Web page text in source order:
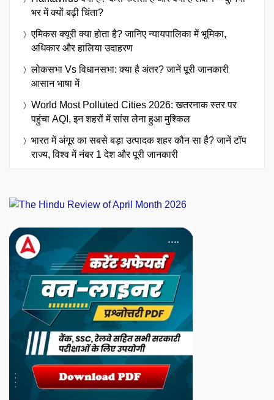
भर में क्यों बढ़ी चिंता?
एमिकस क्यूरी क्या होता है? जानिए न्यायपालिका में भूमिका,
अधिकार और हालिया उदाहरण
लोकसभा Vs विधानसभा: क्या है अंतर? जानें पूरी जानकारी
आसान भाषा में
World Most Polluted Cities 2026: खतरनाक स्तर पर
पहुंचा AQI, इन शहरों में सांस लेना हुआ मुश्किल
भारत में अंगूर का सबसे बड़ा उत्पादक शहर कौन सा है? जानें टॉप
राज्य, विश्व में नंबर 1 देश और पूरी जानकारी